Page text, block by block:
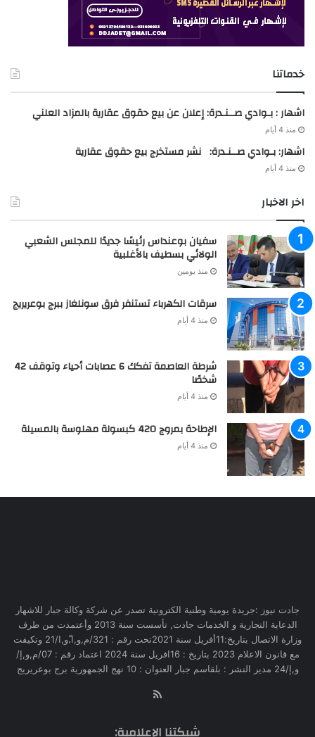
خدماتنا
اشهار : بـوادي صــنـدرة: إعلان عن بيع حقوق عقارية بالمزاد العلني
منذ 4 أيام
اشهار: بـوادي صــنـدرة: نشر مستخرج بيع حقوق عقارية
منذ 4 أيام
اخر الاخبار
سفيان بوعنداس رئيسًا جديدًا للمجلس الشعبي
الولائي بسطيف بالأغلبية
منذ يومين
سرقات الكهرباء تستنفر فرق سونلغاز ببرج بوعريريج
منذ 4 أيام
شرطة العاصمة تفكك 6 عصابات أحياء وتوقف 42
شخصًا
منذ 4 أيام
الإطاحة بمروج 420 كبسولة مهلوسة بالمسيلة
منذ 4 أيام
جادت نيوز :جريدة يومية وطنية الكترونية تصدر عن شركة وكالة جبار للاشهار
الدعاية التجارية و الخدمات جادت, تأسست سنة 2013 وأعتمدت من طرف
وزارة الاتصال بتاريخ:11أفريل سنة 2021تحت رقم : 321/م,و,ا,ّو,ا/21 وتكيفت
مع قانون الاعلام 2023 بتاريخ : 16افريل سنة 2024 اعتماد رقم : 07/م,و,إ/
و,إ/24 مدير النشر : بلقاسم جبار العنوان : 10 نهج الجمهورية برج بوعريريج